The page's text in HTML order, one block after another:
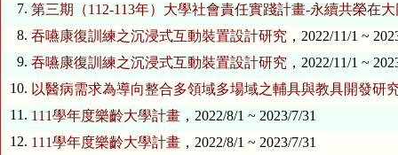
7. 第三期（112-113年）大學社會責任實踐計畫-永續共榮在
8. 吞嚥康復訓練之沉浸式互動裝置設計研究 ，2022/11/1 ~
9. 吞嚥康復訓練之沉浸式互動裝置設計研究 ，2022/11/1 ~
10. 以醫病需求為導向整合多領域多場域之輔具與教具開發研
11. 111學年度樂齡大學計畫 ，2022/8/1 ~ 2023/7/31
12. 111學年度樂齡大學計畫 ，2022/8/1 ~ 2023/7/31